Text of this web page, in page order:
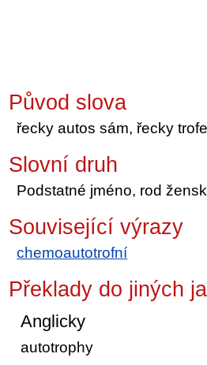
Původ slova
řecky autos sám, řecky
Slovní druh
Podstatné jméno, rod
Související výrazy
chemoautotrofní
Překlady do jiných
Anglicky
autotrophy